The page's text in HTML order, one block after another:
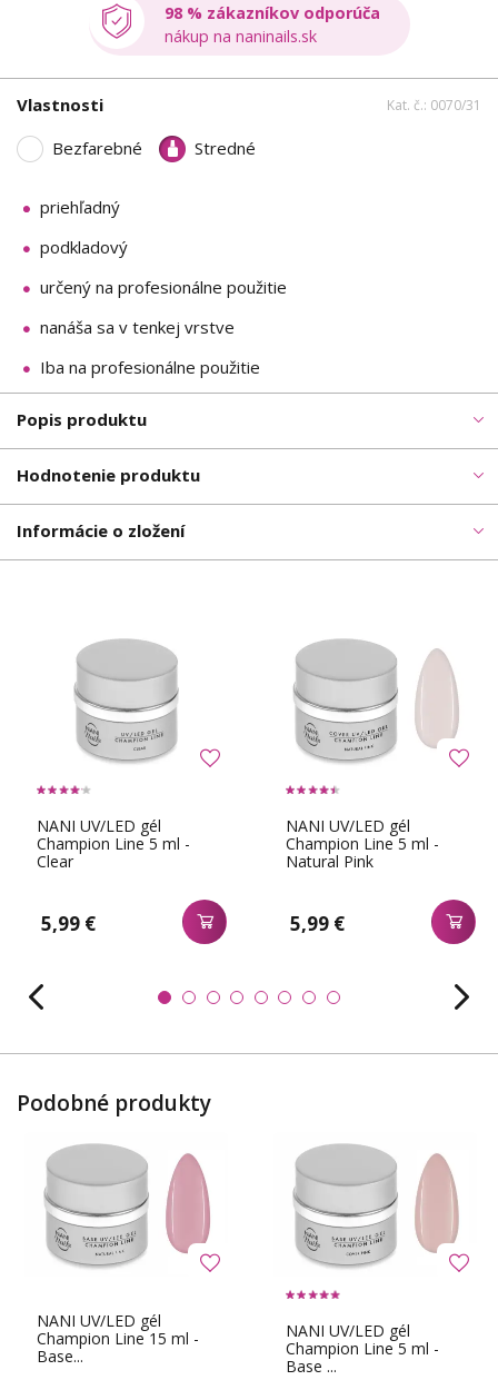
98 % zákazníkov odporúča
nákup na naninails.sk
Vlastnosti Kat. č.: 0070/31
Bezfarebné Stredné
priehľadný
podkladový
určený na profesionálne použitie
nanáša sa v tenkej vrstve
Iba na profesionálne použitie
Popis produktu
Hodnotenie produktu
Informácie o zložení
NANI UV/LED gél
Champion Line 5 ml -
Clear
5,99 €
NANI UV/LED gél
Champion Line 5 ml -
Natural Pink
5,99 €
Podobné produkty
NANI UV/LED gél
Champion Line 15 ml -
Base...
NANI UV/LED gél
Champion Line 5 ml -
Base ...